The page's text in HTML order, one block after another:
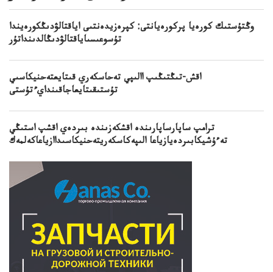
وڭتۇستىك كورەيا پركورەيانتى: كپرەزيدەنتىى اياقتالۋدىڭكورەيندا
تۇسوعىسىاياقتالۋدىڭالدىنداتۇر
اقش-تىڭتىڭىپ االىپي تەحاسكەري قىتايعتەحنيكاسىي
تۇستىقىتايعاجاقىندايءتۇستى
ترامپ ساپارساپارىندە اقشكەزىندە بىردەي اقشپ استىڭي
تەءۇشيكابىردەيازياعا الىپەكاسكەريتەحنيكاسىداازياعاكەلمەك